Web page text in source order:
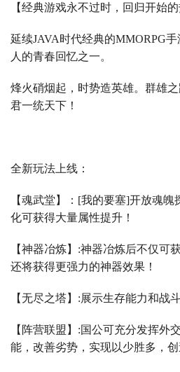
【经典游戏永不过时，回归开始的
延续JAVA时代经典的MMORPG手
人的青春回忆之一。
烽火硝烟起，时势造英雄。群雄
君一统天下！
全新玩法上线：
【魂武堂】： [我的要塞]开放魂魄
化可获得大量属性提升！
【神器冶炼】 :神器冶炼后不仅可
还将获得更强力的神器效果！
【无尽之塔】 :展示生存能力和战
【阵营联盟】 :国公可充分发挥外
能，改善劣势，实现以少胜多，创